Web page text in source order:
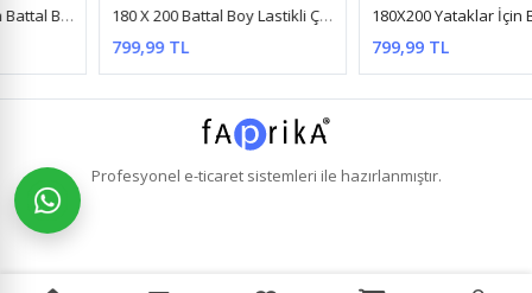
180 X 200 Battal Boy Lastikli Çarşaflı Nevresim Takımı Nova Desen Kırmızı 180X200 Yataklar İçin Battal Boy Nevresim Takımı ( Çarşafı Lastikli ) Pembe Kalp
Profesyonel e-ticaretsistemleri ile hazırlanmıştır.